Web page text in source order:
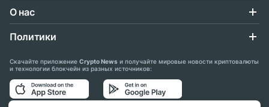
О нас
Политики
Скачайте приложение Crypto News и получайте мировые новости криптовалюты
и технологии блокчейн из разных источников: